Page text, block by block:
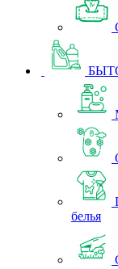
белья